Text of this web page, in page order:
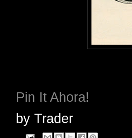
Pin It Ahora!
by Trader